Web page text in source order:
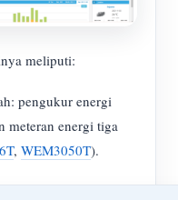
meliputi:
pengukur energi
meteran energi tiga
, WEM3050T).